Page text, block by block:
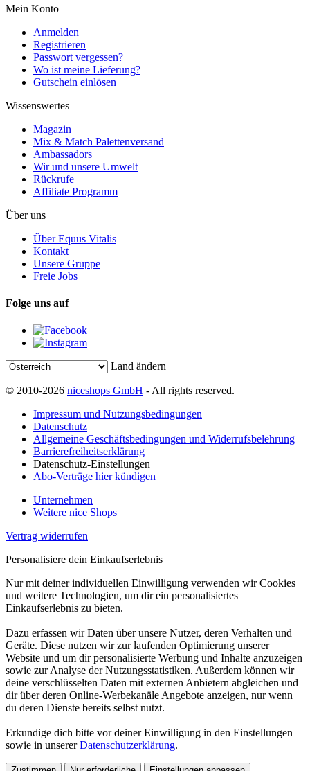
Mein Konto
Anmelden
Registrieren
Passwort vergessen?
Wo ist meine Lieferung?
Gutschein einlösen
Wissenswertes
Magazin
Mix & Match Palettenversand
Ambassadors
Wir und unsere Umwelt
Rückrufe
Affiliate Programm
Über uns
Über Equus Vitalis
Kontakt
Unsere Gruppe
Freie Jobs
Folge uns auf
Land ändern
© 2010-2026 niceshops GmbH - All rights reserved.
Impressum und Nutzungsbedingungen
Datenschutz
Allgemeine Geschäftsbedingungen und Widerrufsbelehrung
Barrierefreiheitserklärung
Datenschutz-Einstellungen
Abo-Verträge hier kündigen
Unternehmen
Weitere nice Shops
Vertrag widerrufen
Personalisiere dein Einkaufserlebnis
Nur mit deiner individuellen Einwilligung verwenden wir Cookies
und weitere Technologien, um dir ein personalisiertes
Einkaufserlebnis zu bieten.
Dazu erfassen wir Daten über unsere Nutzer, deren Verhalten und
Geräte. Diese nutzen wir zur laufenden Optimierung unserer
Website und um dir personalisierte Werbung und Inhalte anzuzeigen
sowie zur Analyse der Nutzungsstatistiken. Außerdem können wir
deine verschlüsselten Daten mit externen Anbietern abgleichen und
dir über deren Online-Werbekanäle Angebote anzeigen, nur wenn
du deren Dienste bereits selbst nutzt.
Erkundige dich bitte vor deiner Einwilligung in den Einstellungen
sowie in unsererDatenschutzerklärung.